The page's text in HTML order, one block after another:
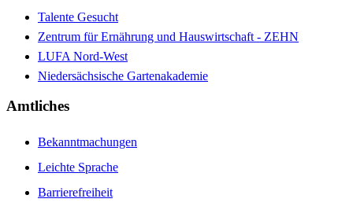
Talente Gesucht
Zentrum für Ernährung und Hauswirtschaft - ZEHN
LUFA Nord-West
Niedersächsische Gartenakademie
Amtliches
Bekanntmachungen
Leichte Sprache
Barrierefreiheit